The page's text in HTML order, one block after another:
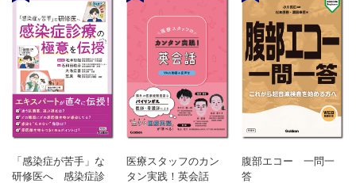
「感染症が苦手」な
研修医へ 感染症診
医療スタッフのカン
タン実践！英会話
腹部エコー 一問一
答